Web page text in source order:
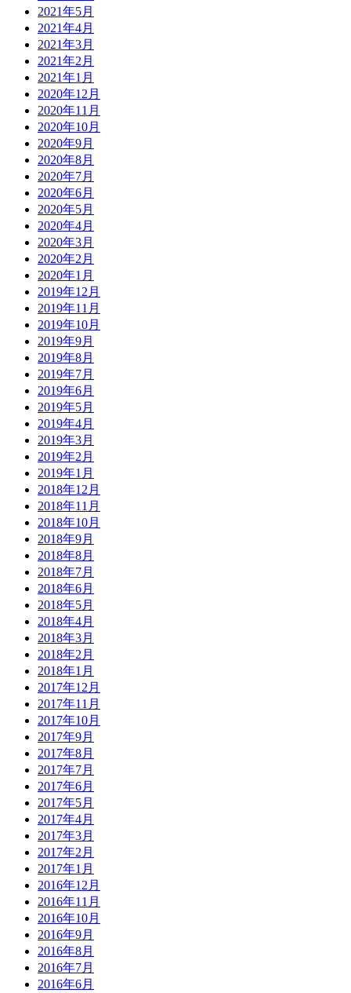
2021年5月
2021年4月
2021年3月
2021年2月
2021年1月
2020年12月
2020年11月
2020年10月
2020年9月
2020年8月
2020年7月
2020年6月
2020年5月
2020年4月
2020年3月
2020年2月
2020年1月
2019年12月
2019年11月
2019年10月
2019年9月
2019年8月
2019年7月
2019年6月
2019年5月
2019年4月
2019年3月
2019年2月
2019年1月
2018年12月
2018年11月
2018年10月
2018年9月
2018年8月
2018年7月
2018年6月
2018年5月
2018年4月
2018年3月
2018年2月
2018年1月
2017年12月
2017年11月
2017年10月
2017年9月
2017年8月
2017年7月
2017年6月
2017年5月
2017年4月
2017年3月
2017年2月
2017年1月
2016年12月
2016年11月
2016年10月
2016年9月
2016年8月
2016年7月
2016年6月